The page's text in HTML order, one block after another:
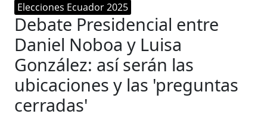
Elecciones Ecuador 2025
Debate Presidencial entre
Daniel Noboa y Luisa
González: así serán las
ubicaciones y las 'preguntas
cerradas'